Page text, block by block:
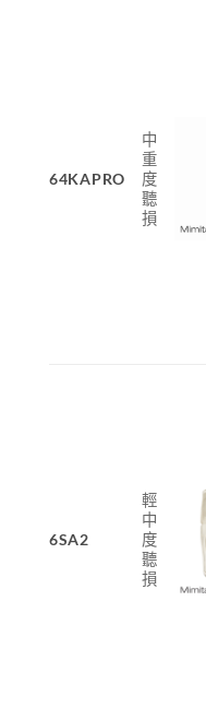
64KAPRO
中
重
度
聽
損
6SA2
輕
中
度
聽
損